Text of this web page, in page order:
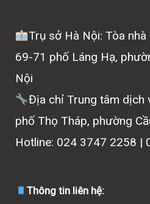
Trụ sở Hà Nội: Tòa
69-71 phố Láng Hạ,
Nội
Địa chỉ Trung tâm dịch
phố Thọ Tháp, phường
Hotline: 024 3747 2258 |
Thông tin liên hệ: